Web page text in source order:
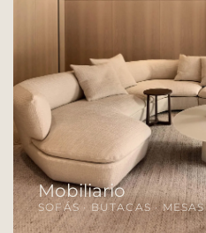
Mobiliario
SOFÁS · BUTACAS · MESAS